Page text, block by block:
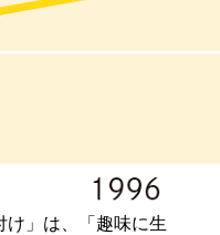
け」は、「趣味に生